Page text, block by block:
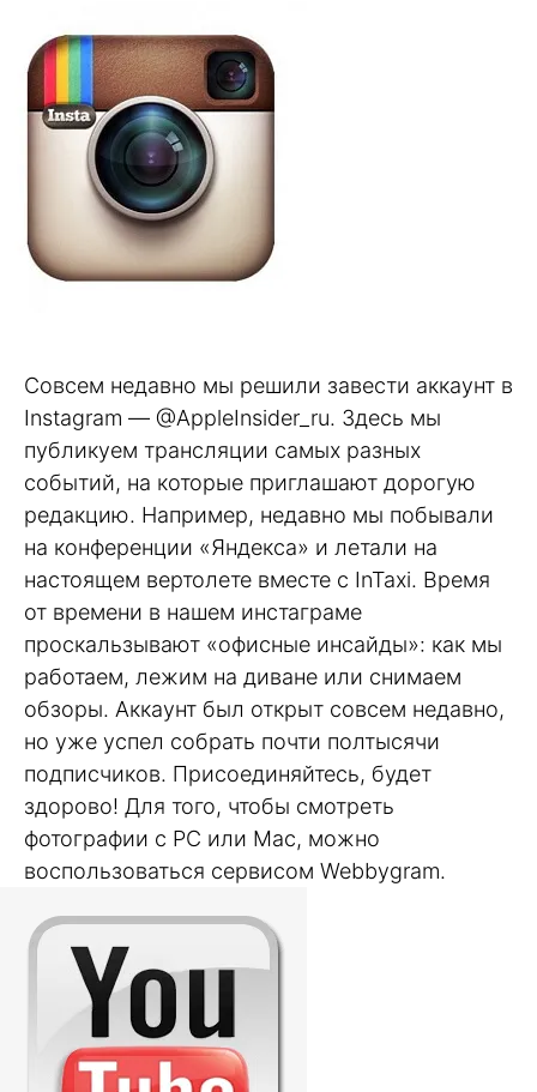
Совсем недавно мы решили завести аккаунт в
Instagram — @AppleInsider_ru. Здесь мы
публикуем трансляции самых разных
событий, на которые приглашают дорогую
редакцию. Например, недавно мы побывали
на конференции «Яндекса» и летали на
настоящем вертолете вместе с InTaxi. Время
от времени в нашем инстаграме
проскальзывают «офисные инсайды»: как мы
работаем, лежим на диване или снимаем
обзоры. Аккаунт был открыт совсем недавно,
но уже успел собрать почти полтысячи
подписчиков. Присоединяйтесь, будет
здорово! Для того, чтобы смотреть
фотографии с PC или Mac, можно
воспользоваться сервисом Webbygram.